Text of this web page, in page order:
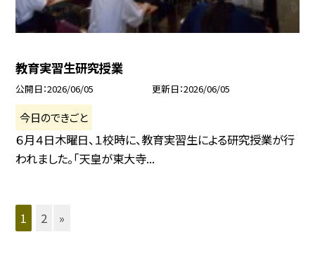
教育実習生研究授業
公開日 2026/06/05 更新日 2026/06/05
今日のできごと
６月４日木曜日、１校時に、教育実習生による研究授業が行
われました。「天皇が東大寺...
1 2 »